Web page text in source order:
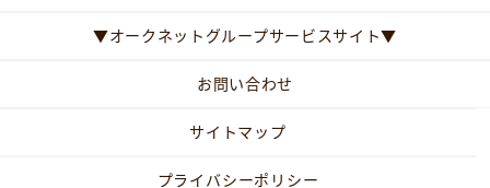
▼オークネットグループサービスサイト▼
お問い合わせ
サイトマップ
プライバシーポリシー